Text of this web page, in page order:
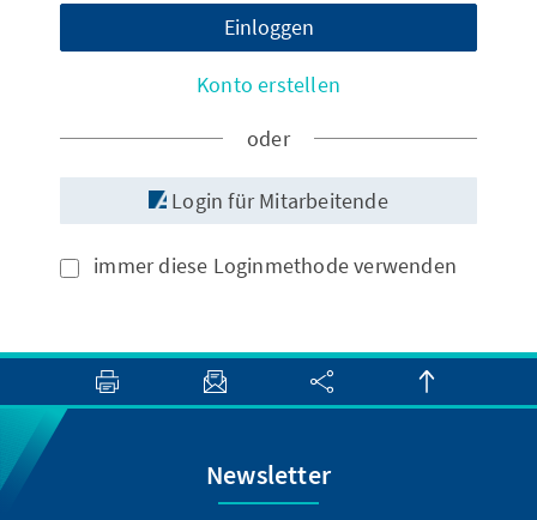
Einloggen
Konto erstellen
oder
Login für Mitarbeitende
immer diese Loginmethode verwenden
Newsletter